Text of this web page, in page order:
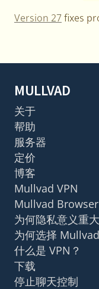
Version 27fixes
MULLVAD
关于
帮助
服务器
定价
博客
Mullvad VPN
Mullvad Browser
为何隐私意义重大
为何选择
什么是 VPN？
下载
停止聊天控制